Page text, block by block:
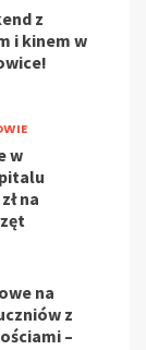
z
i kinem w
w
na
na
z
–